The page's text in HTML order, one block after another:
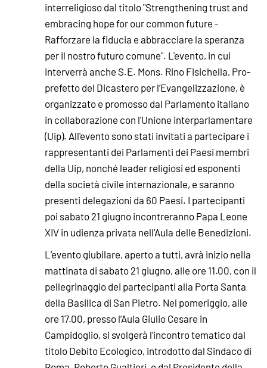
interreligioso dal titolo "Strengthening trust and
embracing hope for our common future -
Rafforzare la fiducia e abbracciare la speranza
per il nostro futuro comune". L'evento, in cui
interverrà anche S.E. Mons. Rino Fisichella, Pro-
prefetto del Dicastero per l’Evangelizzazione, è
organizzato e promosso dal Parlamento italiano
in collaborazione con l'Unione interparlamentare
(Uip). All'evento sono stati invitati a partecipare i
rappresentanti dei Parlamenti dei Paesi membri
della Uip, nonché leader religiosi ed esponenti
della società civile internazionale, e saranno
presenti delegazioni da 60 Paesi. I partecipanti
poi sabato 21 giugno incontreranno Papa Leone
XIV in udienza privata nell’Aula delle Benedizioni.
L’evento giubilare, aperto a tutti, avrà inizio nella
mattinata di sabato 21 giugno, alle ore 11.00, con il
pellegrinaggio dei partecipanti alla Porta Santa
della Basilica di San Pietro. Nel pomeriggio, alle
ore 17.00, presso l’Aula Giulio Cesare in
Campidoglio, si svolgerà l’incontro tematico dal
titolo Debito Ecologico, introdotto dal Sindaco di